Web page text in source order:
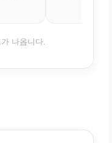
나옵니다.